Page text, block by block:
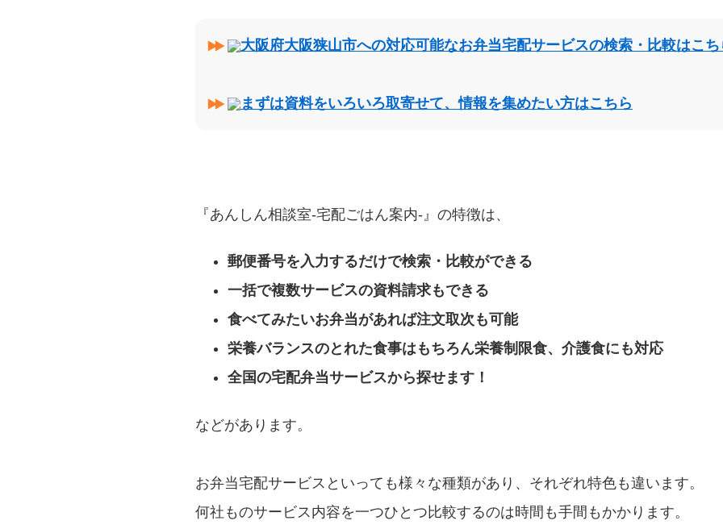
大阪府大阪狭山市への対応可能なお弁当宅配サービスの検索・比較はこち
まずは資料をいろいろ取寄せて、情報を集めたい方はこちら
『あんしん相談室‐宅配ごはん案内‐』の特徴は、
郵便番号を入力するだけで検索・比較ができる
一括で複数サービスの資料請求もできる
食べてみたいお弁当があれば注文取次も可能
栄養バランスのとれた食事はもちろん栄養制限食、介護食にも対応
全国の宅配弁当サービスから探せます！
などがあります。
お弁当宅配サービスといっても様々な種類があり、それぞれ特色も違います。
何社ものサービス内容を一つひとつ比較するのは時間も手間もかかります。